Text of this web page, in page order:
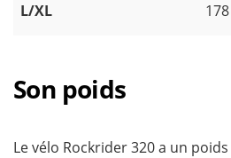
L/XL
Son poids
Le vélo Rockrider 320 a un